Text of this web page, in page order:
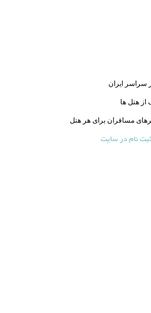
سراسر ایران
از هتل ها
مسافران برای هر هتل
نام در سایت